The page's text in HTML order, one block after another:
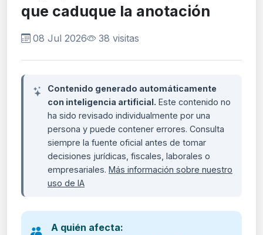
que caduque la anotación
08 Jul 2026 38 visitas
Contenido generado automáticamente
con inteligencia artificial. Este contenido no
ha sido revisado individualmente por una
persona y puede contener errores. Consulta
siempre la fuente oficial antes de tomar
decisiones jurídicas, fiscales, laborales o
empresariales. Más información sobre nuestro
uso de IA
A quién afecta: